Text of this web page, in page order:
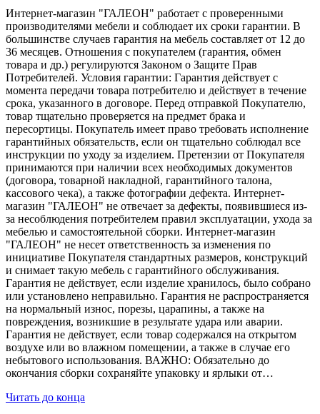
Интернет-магазин "ГАЛЕОН" работает с проверенными
производителями мебели и соблюдает их сроки гарантии. В
большинстве случаев гарантия на мебель составляет от 12 до
36 месяцев. Отношения с покупателем (гарантия, обмен
товара и др.) регулируются Законом о Защите Прав
Потребителей. Условия гарантии: Гарантия действует с
момента передачи товара потребителю и действует в течение
срока, указанного в договоре. Перед отправкой Покупателю,
товар тщательно проверяется на предмет брака и
пересортицы. Покупатель имеет право требовать исполнение
гарантийных обязательств, если он тщательно соблюдал все
инструкции по уходу за изделием. Претензии от Покупателя
принимаются при наличии всех необходимых документов
(договора, товарной накладной, гарантийного талона,
кассового чека), а также фотографии дефекта. Интернет-
магазин "ГАЛЕОН" не отвечает за дефекты, появившиеся из-
за несоблюдения потребителем правил эксплуатации, ухода за
мебелью и самостоятельной сборки. Интернет-магазин
"ГАЛЕОН" не несет ответственность за изменения по
инициативе Покупателя стандартных размеров, конструкций
и снимает такую мебель с гарантийного обслуживания.
Гарантия не действует, если изделие хранилось, было собрано
или установлено неправильно. Гарантия не распространяется
на нормальный износ, порезы, царапины, а также на
повреждения, возникшие в результате удара или аварии.
Гарантия не действует, если товар содержался на открытом
воздухе или во влажном помещении, а также в случае его
небытового использования. ВАЖНО: Обязательно до
окончания сборки сохраняйте упаковку и ярлыки от…
Читать до конца